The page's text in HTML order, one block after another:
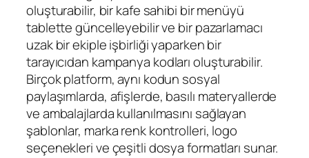
oluşturabilir, bir kafe sahibi bir menüyü
tablette güncelleyebilir ve bir pazarlamacı
uzak bir ekiple işbirliği yaparken bir
tarayıcıdan kampanya kodları oluşturabilir.
Birçok platform, aynı kodun sosyal
paylaşımlarda, afişlerde, basılı materyallerde
ve ambalajlarda kullanılmasını sağlayan
şablonlar, marka renk kontrolleri, logo
seçenekleri ve çeşitli dosya formatları sunar.